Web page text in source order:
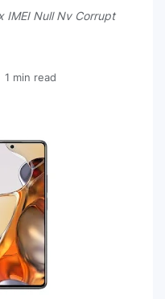
IMEI Null Nv Corrupt
1 min read